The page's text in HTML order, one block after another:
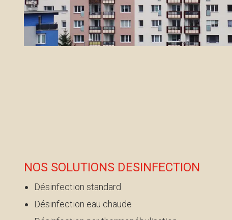
NOS SOLUTIONS DESINFECTION
Désinfection standard
Désinfection eau chaude